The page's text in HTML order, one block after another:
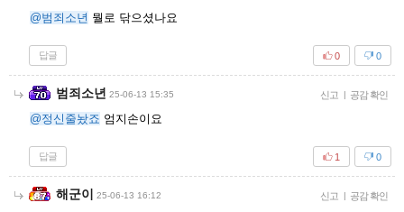
@범죄소년 뭘로 닦으셨나요
답글 0
0
범죄소년 25-06-13 15:35 신고 | 공감 확인
@정신줄놨죠 엄지손이요
답글 0
1
해군이 25-06-13 16:12 신고 | 공감 확인